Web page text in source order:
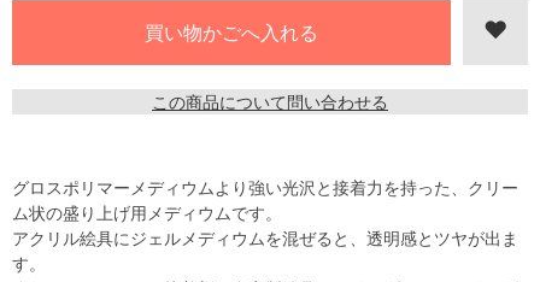
この商品について問い合わせる
グロスポリマーメディウムより強い光沢と接着力を持った、クリー
ム状の盛り上げ用メディウムです。
アクリル絵具にジェルメディウムを混ぜると、透明感とツヤが出ま
す。